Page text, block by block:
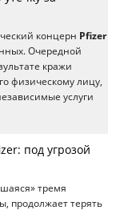
концерн Pfizer
Очередной
кражи
физическому лицу,
услуги
под угрозой
тремя
продолжает терять